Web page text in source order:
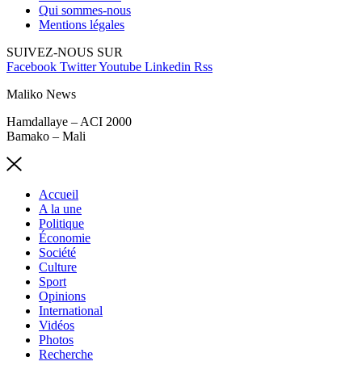
Qui sommes-nous
Mentions légales
SUIVEZ-NOUS SUR
Facebook TwitterYoutube Linkedin Rss
Maliko News
Hamdallaye – ACI 2000
Bamako – Mali
Accueil
A la une
Politique
Économie
Société
Culture
Sport
Opinions
International
Vidéos
Photos
Recherche